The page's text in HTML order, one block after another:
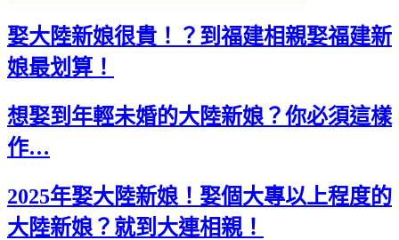
娶大陸新娘很貴！？到福建相親娶福建新
娘最划算！
想娶到年輕未婚的大陸新娘？你必須這樣
作…
2025年娶大陸新娘！娶個大專以上程度的
大陸新娘？就到大連相親！